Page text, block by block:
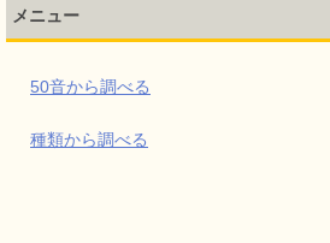
メニュー
50音から調べる
種類から調べる